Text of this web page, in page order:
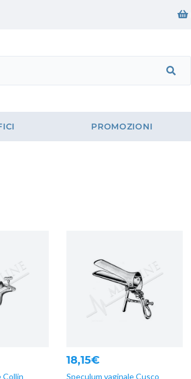
PROMOZIONI
Collin
18,15€
Speculum vaginale Cusco